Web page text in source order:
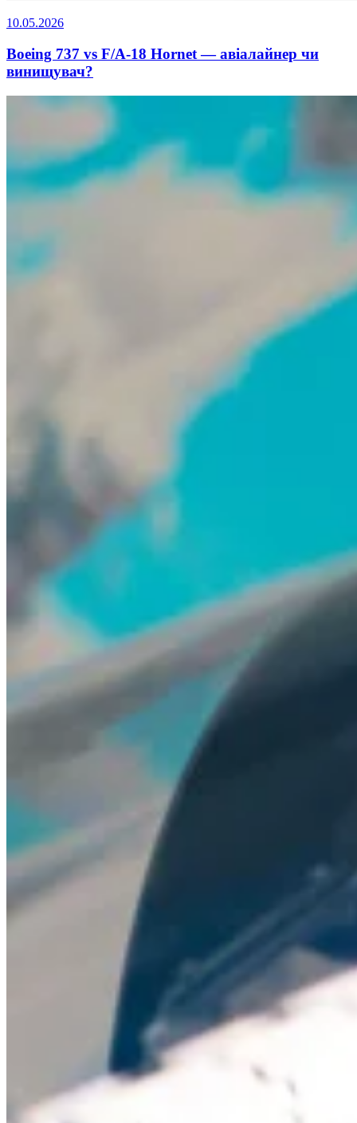
10.05.2026
Boeing 737 vs F/A-18 Hornet — авіалайнер чи
винищувач?